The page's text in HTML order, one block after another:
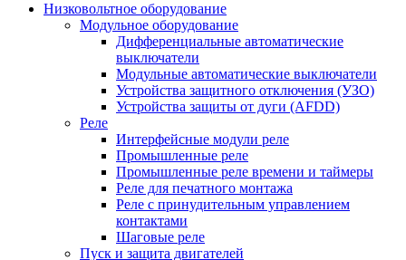
Низковольтное оборудование
Модульное оборудование
Дифференциальные автоматические
выключатели
Модульные автоматические выключатели
Устройства защитного отключения (УЗО)
Устройства защиты от дуги (AFDD)
Реле
Интерфейсные модули реле
Промышленные реле
Промышленные реле времени и таймеры
Реле для печатного монтажа
Реле с принудительным управлением
контактами
Шаговые реле
Пуск и защита двигателей